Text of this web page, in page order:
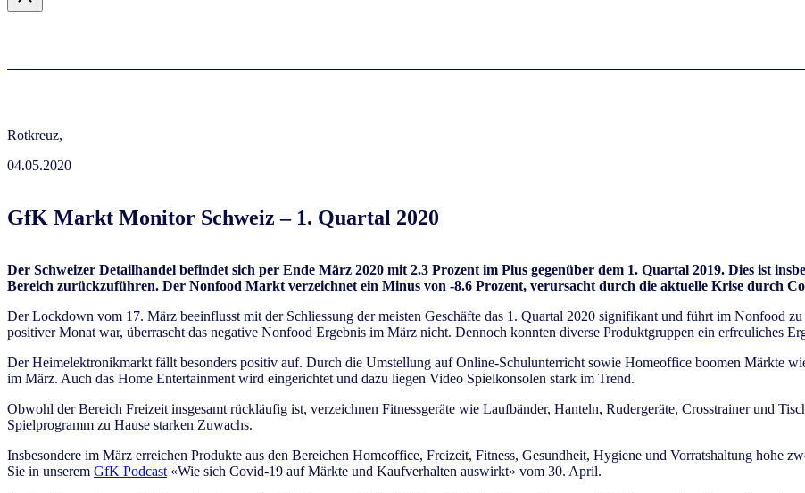
Rotkreuz,
04.05.2020
GfK Markt Monitor Schweiz – 1. Quartal 2020
Der Schweizer Detailhandel befindet sich per Ende März 2020 mit 2.3 Prozent im Plus gegenüber dem 1. Quartal 2019. Dies ist
Bereich zurückzuführen. Der Nonfood Markt verzeichnet ein Minus von -8.6 Prozent, verursacht durch die aktuelle Krise durch
Der Lockdown vom 17. März beeinflusst mit der Schliessung der meisten Geschäfte das 1. Quartal 2020 signifikant und führt im Nonfood
positiver Monat war, überrascht das negative Nonfood Ergebnis im März nicht. Dennoch konnten diverse Produktgruppen ein erfreuliches
Der Heimelektronikmarkt fällt besonders positiv auf. Durch die Umstellung auf Online-Schulunterricht sowie Homeoffice boomen Märkte
im März. Auch das Home Entertainment wird eingerichtet und dazu liegen Video Spielkonsolen stark im Trend.
Obwohl der Bereich Freizeit insgesamt rückläufig ist, verzeichnen Fitnessgeräte wie Laufbänder, Hanteln, Rudergeräte, Crosstrainer und
Spielprogramm zu Hause starken Zuwachs.
Insbesondere im März erreichen Produkte aus den Bereichen Homeoffice, Freizeit, Fitness, Gesundheit, Hygiene und Vorratshaltung hohe
Sie in unserem GfK Podcast «Wie sich Covid-19 auf Märkte und Kaufverhalten auswirkt» vom 30. April.